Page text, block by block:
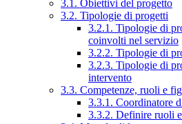
3.1. Obiettivi del progetto
3.2. Tipologie di progetti
3.2.1. Tipologie di
coinvolti nel servizio
3.2.2. Tipologie di
3.2.3. Tipologie di
intervento
3.3. Competenze, ruoli e
3.3.1. Coordinatore
3.3.2. Definire ruoli